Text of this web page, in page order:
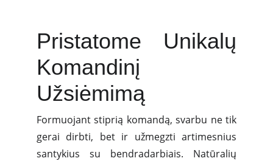
Pristatome Unikalų
Komandinį
Užsiėmimą
Formuojant stiprią komandą, svarbu ne tik
gerai dirbti, bet ir užmegzti artimesnius
santykius su bendradarbiais. Natūralių